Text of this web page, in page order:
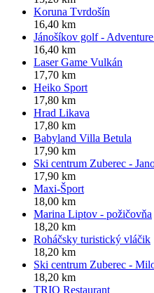
Koruna Tvrdošín
16,40 km
Jánošíkov golf -
16,40 km
Laser Game Vulkán
17,70 km
Heiko Sport
17,80 km
Hrad Likava
17,80 km
Babyland Villa Betula
17,90 km
Ski centrum Zuberec -
17,90 km
Maxi-Šport
18,00 km
Marina Liptov - požičovňa
18,20 km
Roháčsky turistický vláčik
18,20 km
Ski centrum Zuberec -
18,20 km
TRIO Restaurant